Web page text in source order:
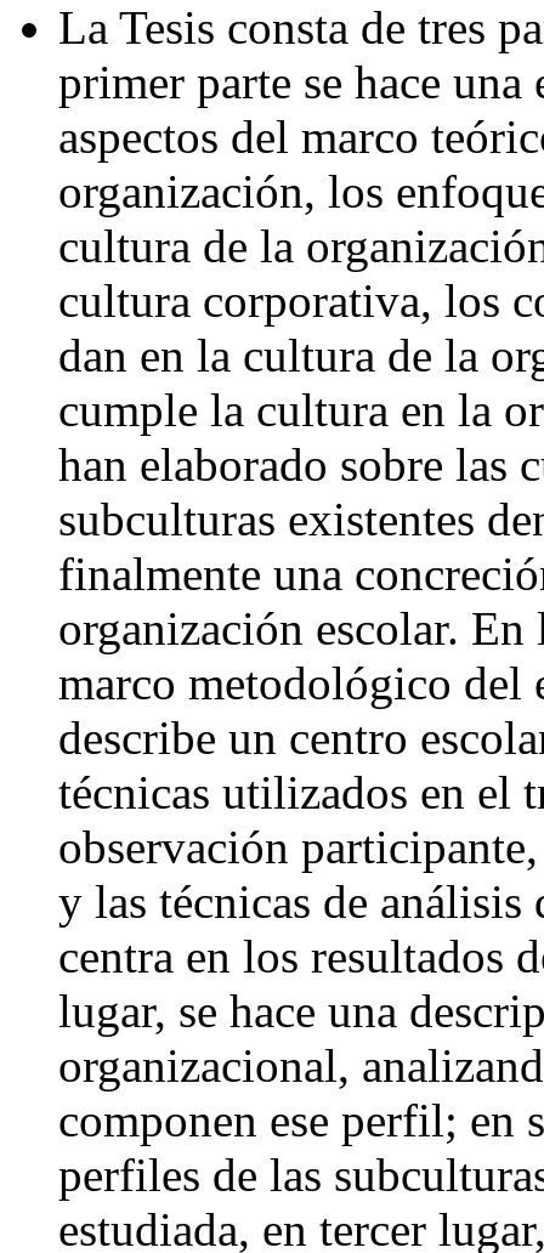
La Tesis consta de tres
primer parte se hace
aspectos del marco
organización, los
cultura de la
cultura corporativa, los
dan en la cultura de la
cumple la cultura en la
han elaborado sobre las
subculturas existentes
finalmente una
organización escolar. En
marco metodológico del
describe un centro
técnicas utilizados en el
observación
y las técnicas de análisis
centra en los resultados
lugar, se hace una
organizacional,
componen ese perfil; en
perfiles de las
estudiada, en tercer